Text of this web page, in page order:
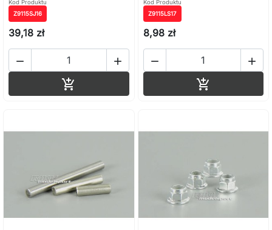
Kod Produktu
Z9115SJ16
39,18 zł
 

Kod Produktu
Z9115LS17
8,98 zł
 
